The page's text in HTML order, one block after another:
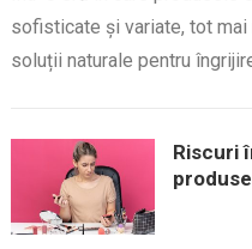
sofisticate și variate, tot
soluții naturale pentru
Riscuri